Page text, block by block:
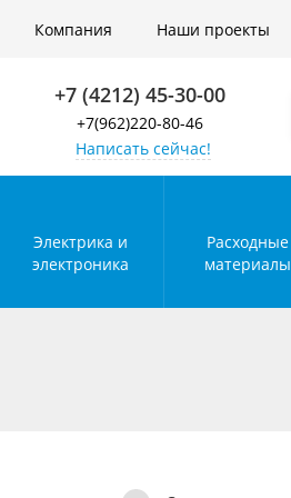
Компания Наши проекты
+7 (4212) 45-30-00
+7(962)220-80-46
Написать сейчас!
Электрика и
электроника
Расходные
материалы